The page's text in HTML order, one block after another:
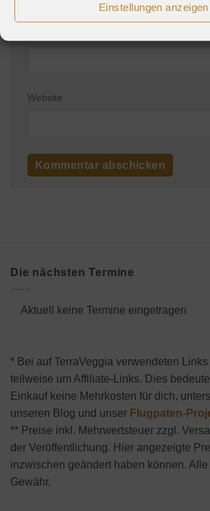
Einstellungen anzeigen
Website
Die nächsten Termine
Aktuell keine Termine eingetragen
* Bei auf TerraVeggia verwendeten
teilweise um Affiliate-Links. Dies
Einkauf keine Mehrkosten für dich,
unseren Blog und unser Flugpaten-
** Preise inkl. Mehrwertsteuer zzgl.
der Veröffentlichung. Hier angezeigte
inzwischen geändert haben können.
Gewähr.